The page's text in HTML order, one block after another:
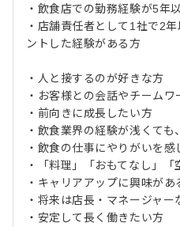
・飲食店での勤務経験が5年
・店舗責任者として1社で2
ントした経験がある方
・人と接するのが好きな方
・お客様との会話やチーム
・前向きに成長したい方
・飲食業界の経験が浅くて
・飲食の仕事にやりがいを感
・「料理」「おもてなし」
・キャリアアップに興味があ
・将来は店長・マネージャ
・安定して長く働きたい方